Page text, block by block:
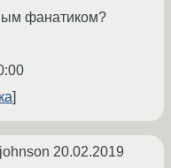
фанатиком?
20.02.2019